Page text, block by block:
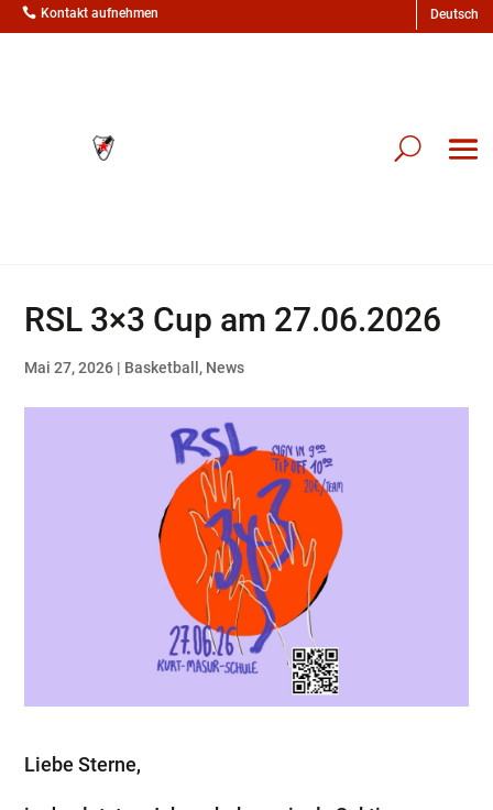
 Kontakt aufnehmen
RSL 3×3 Cup am 27.06.2026
Mai 27, 2026 | Basketball , News
Liebe Sterne,